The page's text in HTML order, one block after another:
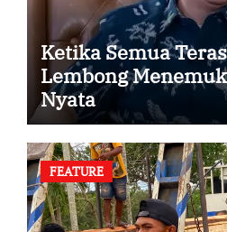
Ketika Semua
Lembong
Nyata
FEATURE